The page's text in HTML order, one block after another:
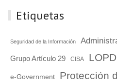
Etiquetas
Seguridad de la Información
Grupo Artículo 29 CISA LOPD
e-Government Protección